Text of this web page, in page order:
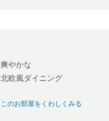
爽やかな
北欧風ダイニング
このお部屋をくわしくみる